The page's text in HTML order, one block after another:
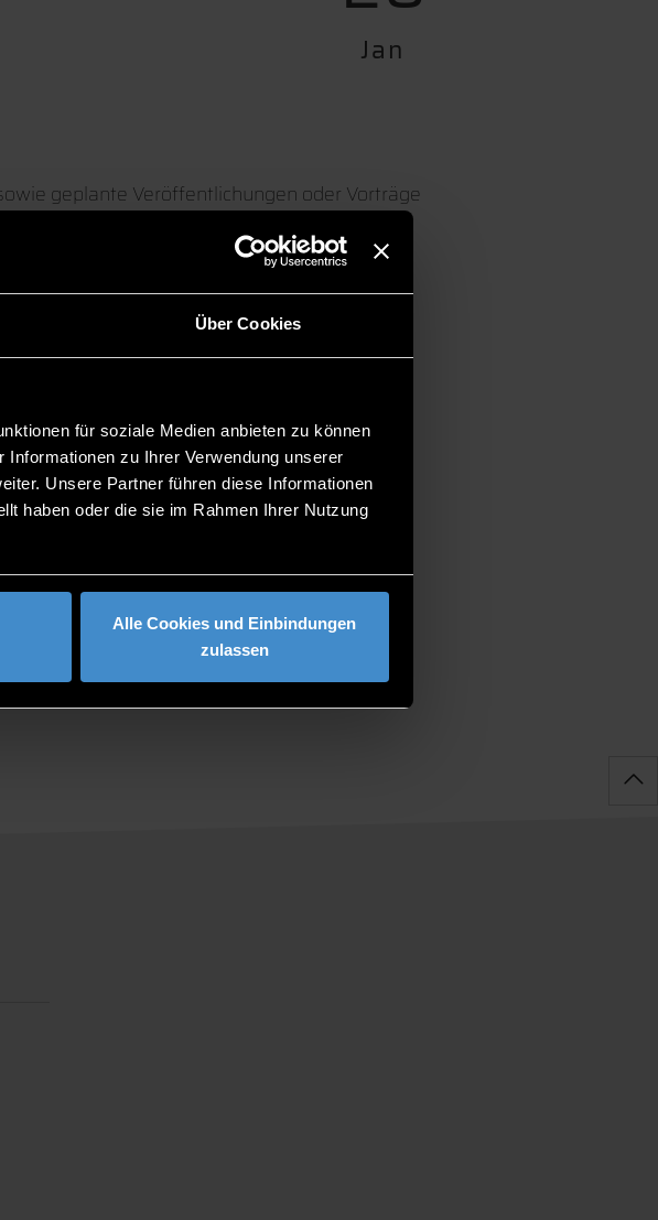
Über Cookies
für soziale Medien anbieten zu können
zu Ihrer Verwendung unserer
Unsere Partner führen diese Informationen
haben oder die sie im Rahmen Ihrer Nutzung
Alle Cookies und Einbindungen
zulassen
Jan
geplante Veröffentlichungen oder Vorträge
im Rahmen der Beurteilung der
Bauteile aus dem pulverbasierten Kunststoff-